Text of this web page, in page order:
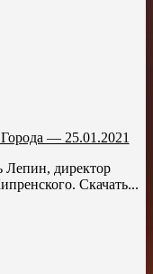
— 25.01.2021
Лепин, директор
Скачать...